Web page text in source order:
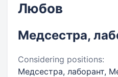
Любов
Медсестра,
Considering positions:
Медсестра, лаборант,